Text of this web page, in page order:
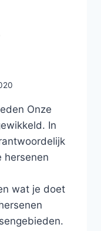
Onze
In
hersenen
wat je doet